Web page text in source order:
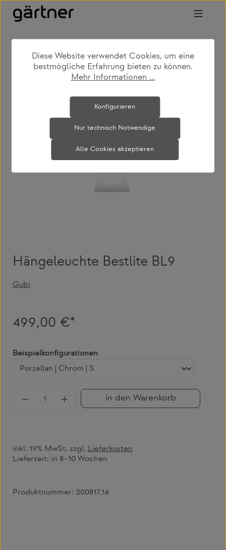
Zum Hauptinhalt springen
shop produkte leuchten hängeleuchten
Bildergalerie überspringen
Hängeleuchte Bestlite BL9
Gubi
499,00 €*
Beispielkonfigurationen
Produkt Anzahl: Gib den gewünschten
in den Warenkorb
inkl. 19% MwSt. zzgl. Lieferkosten
Lieferzeit: in 8–10 Wochen
Produktnummer: 200817.14
Diese Website verwendet Cookies, um eine
bestmögliche Erfahrung bieten zu können.
Mehr Informationen ...
Nur technisch Notwendige
Konfigurieren
Alle Cookies akzeptieren